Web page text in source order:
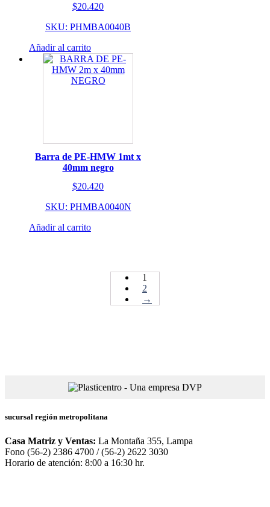
$20.420
SKU: PHMBA0040B
Añadir al carrito
Barra de PE-HMW 1mt x
40mm negro
$20.420
SKU: PHMBA0040N
Añadir al carrito
1
2
→
sucursal región metropolitana
Casa Matriz y Ventas: La Montaña 355, Lampa
Fono (56-2) 2386 4700 / (56-2) 2622 3030
Horario de atención: 8:00 a 16:30 hr.